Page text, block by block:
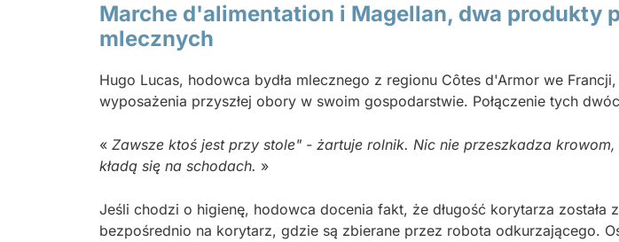
Marche d'alimentation i Magellan, dwa produkty
mlecznych
Hugo Lucas, hodowca bydła mlecznego z regionu Côtes d'Armor we
wyposażenia przyszłej obory w swoim gospodarstwie. Połączenie tych
« Zawsze ktoś jest przy stole" - żartuje rolnik. Nic nie przeszkadza
kładą się na schodach. »
Jeśli chodzi o higienę, hodowca docenia fakt, że długość korytarza
bezpośrednio na korytarz, gdzie są zbierane przez robota odkurzającego.